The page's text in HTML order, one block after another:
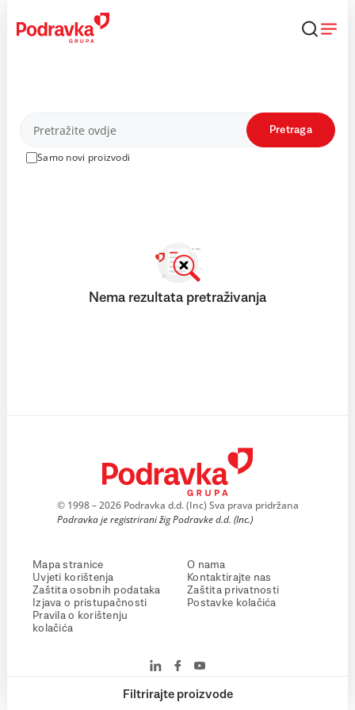
content
Proizvodi
Samo novi proizvodi
Pretraga
Filtrirajte proizvode
Nema rezultata pretraživanja
© 1998 – 2026 Podravka d.d. (Inc) Sva prava pridržana
Podravka je registrirani žig Podravke d.d. (Inc.)
Mapa stranice
Uvjeti korištenja
Zaštita osobnih podataka
Izjava o pristupačnosti
Pravila o korištenju
kolačića
O nama
Kontaktirajte nas
Zaštita privatnosti
Postavke kolačića